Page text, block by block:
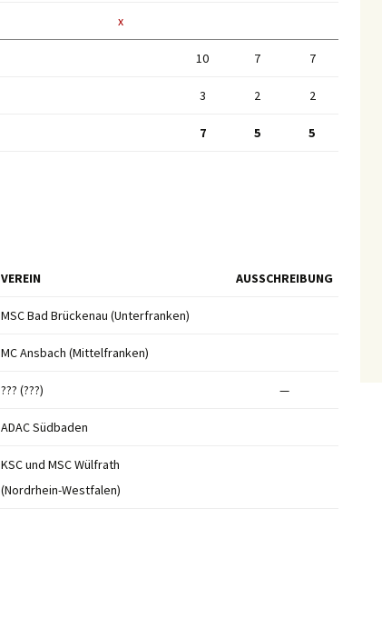
x
10 7 7
3 2 2
7 5 5
VEREIN AUSSCHREIBUNG
MSC Bad Brückenau (Unterfranken)
MC Ansbach (Mittelfranken)
??? (???) —
ADAC Südbaden
KSC und MSC Wülfrath
(Nordrhein-Westfalen)